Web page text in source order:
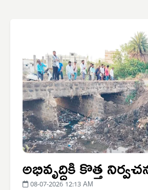
అభివృద్ధికి కొత్త
08-07-2026 12:13 AM